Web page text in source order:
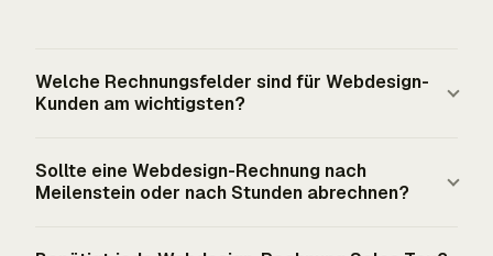
Welche Rechnungsfelder sind für Webdesign-
Kunden am wichtigsten?
Designer- oder Unternehmensdaten, Kundendaten,
Sollte eine Webdesign-Rechnung nach
Meilenstein oder nach Stunden abrechnen?